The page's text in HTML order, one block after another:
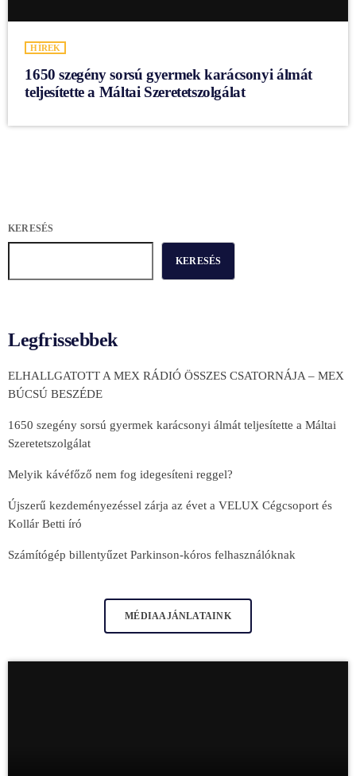
HÍREK
1650 szegény sorsú gyermek karácsonyi álmát
teljesítette a Máltai Szeretetszolgálat
KERESÉS
KERESÉS
Legfrissebbek
ELHALLGATOTT A MEX RÁDIÓ ÖSSZES CSATORNÁJA – MEX
BÚCSÚ BESZÉDE
1650 szegény sorsú gyermek karácsonyi álmát teljesítette a Máltai
Szeretetszolgálat
Melyik kávéfőző nem fog idegesíteni reggel?
Újszerű kezdeményezéssel zárja az évet a VELUX Cégcsoport és
Kollár Betti író
Számítógép billentyűzet Parkinson-kóros felhasználóknak
MÉDIAAJÁNLATAINK